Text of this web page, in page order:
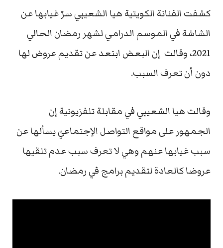
كشفت الفنانة الكويتية هيا الشعيبي سرّ غيابها عن
الشاشة في الموسم الدرامي لشهر رمضان الحالي
2021، وقالت إن البعض ابتعد عن تقديم عروض لها
دون أن تعرف السبب.
وقالت هيا الشعيبي في مقابلة تلفزيونية إن
الجمهور على مواقع التواصل الإجتماعيّ يسألها عن
سبب غيابها عنهم وهي لا تعرف سبب عدم تلقيها
عروضا كالعادة لتقديم برامج في رمضان.